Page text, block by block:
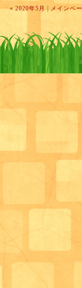
紀子
ます。( ..)φﾇﾘﾇﾘ
あいあいと取り組んでお
ﾇﾘﾇﾘﾇﾘﾇﾘ
« 2020年5月 | メインペ